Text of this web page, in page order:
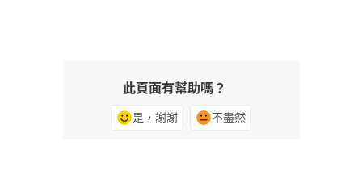
此頁面有幫助嗎？
是，謝謝 不盡然